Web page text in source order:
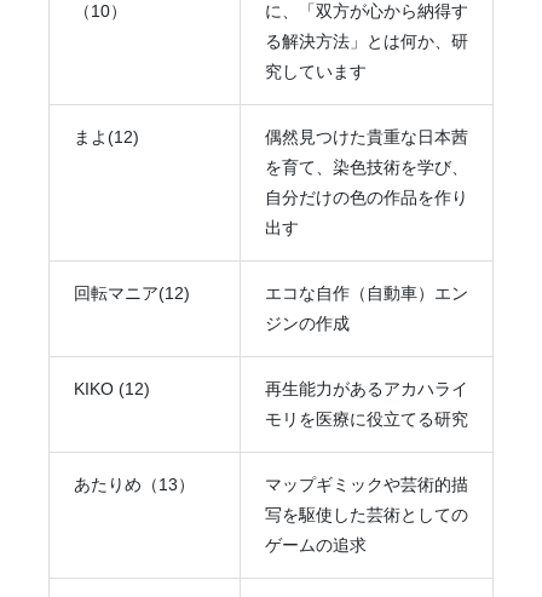
（10）
に、「双方が心から納得す
る解決方法」とは何か、研
究しています
まよ(12)
偶然見つけた貴重な日本茜
を育て、染色技術を学び、
自分だけの色の作品を作り
出す
回転マニア(12)
エコな自作（自動車）エン
ジンの作成
KIKO (12)
再生能力があるアカハライ
モリを医療に役立てる研究
あたりめ（13）
マップギミックや芸術的描
写を駆使した芸術としての
ゲームの追求